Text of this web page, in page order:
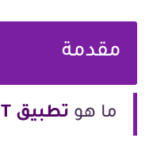
مقدمة
ما هو تطبيق WATCH IT